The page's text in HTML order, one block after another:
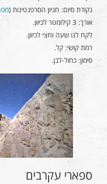
נקודת סיום: חניון הסרפנטינות (
אורך: 3 קילומטר לכיוון.
לקח לנו שעה וחצי לכיוון.
רמת קושי: קל.
סימון: כחול-לבן.
ספארי עקרבים